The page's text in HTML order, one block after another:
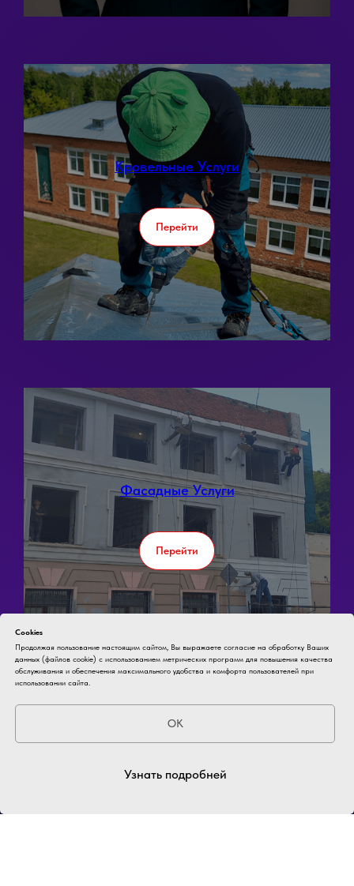
Cookies
Продолжая пользование настоящим сайтом, Вы выражаете согласие на обработку Ваших
данных (файлов cookie) с использованием метрических программ для повышения качества
обслуживания и обеспечения максимального удобства и комфорта пользователей при
использовании сайта.
OK
Узнать подробней
Кровельные Услуги
Перейти
Фасадные Услуги
Перейти